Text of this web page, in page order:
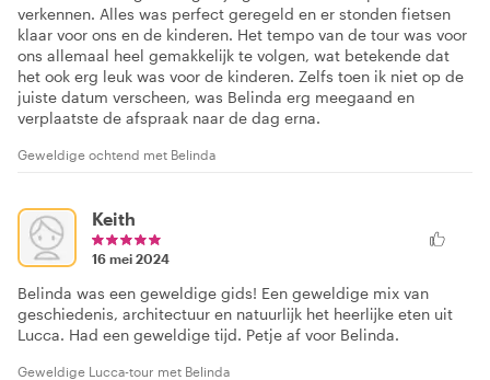
verkennen. Alles was perfect geregeld en er stonden fietsen
klaar voor ons en de kinderen. Het tempo van de tour was voor
ons allemaal heel gemakkelijk te volgen, wat betekende dat
het ook erg leuk was voor de kinderen. Zelfs toen ik niet op de
juiste datum verscheen, was Belinda erg meegaand en
verplaatste de afspraak naar de dag erna.
Geweldige ochtend met Belinda
Keith
16 mei 2024
Belinda was een geweldige gids! Een geweldige mix van
geschiedenis, architectuur en natuurlijk het heerlijke eten uit
Lucca. Had een geweldige tijd. Petje af voor Belinda.
Geweldige Lucca-tour met Belinda